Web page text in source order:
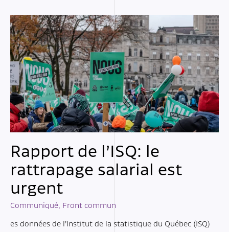
Rapport de l’ISQ: le
rattrapage salarial est
urgent
Communiqué Front commun
es données de l’Institut de la statistique du Québec (ISQ)